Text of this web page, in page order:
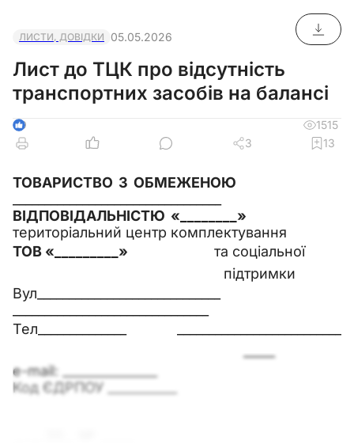
ЛИСТИ, ДОВІДКИ 05.05.2026
Лист до ТЦК про відсутність
транспортних засобів на балансі
9
1515
3
13
ТОВАРИСТВО З ОБМЕЖЕНОЮ
ВІДПОВІДАЛЬНІСТЮ «________»
територіальний центр комплектування
ТОВ «_________»
та соціальної
підтримки
Вул_____________________________
Тел______________
_____
е-mail: _______________
Код ЄДРПОУ ___________